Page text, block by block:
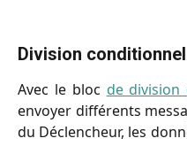
Division
Avec le bloc de division
envoyer différents
du Déclencheur, les